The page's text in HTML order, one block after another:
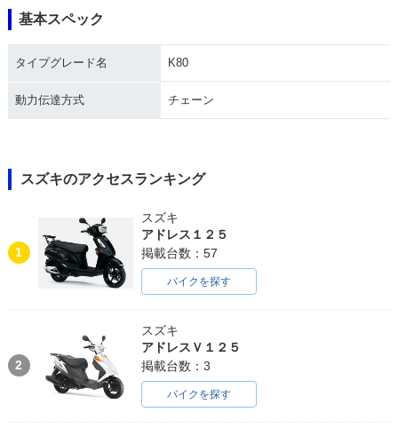
基本スペック
タイプグレード名 K80
動力伝達方式 チェーン
スズキのアクセスランキング
1
スズキ
アドレス１２５
掲載台数：57
バイクを探す
2
スズキ
アドレスＶ１２５
掲載台数：3
バイクを探す